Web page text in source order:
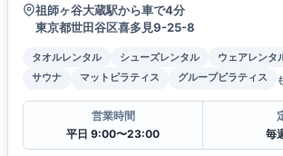
祖師ヶ谷大蔵駅から車で4分
東京都世田谷区喜多見9-25-8
タオルレンタル シューズレンタル ウェアレンタ
サウナ
マットピラティス グループピラティス
営業時間
平日 9:00〜23:00
毎